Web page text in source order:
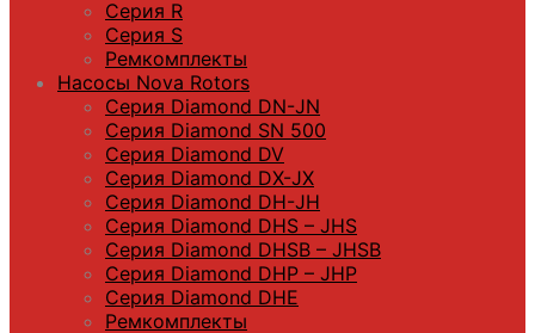
Серия R
Серия S
Ремкомплекты
Насосы Nova Rotors
Серия Diamond DN-JN
Серия Diamond SN 500
Серия Diamond DV
Серия Diamond DX-JX
Серия Diamond DH-JH
Серия Diamond DHS – JHS
Серия Diamond DHSB – JHSB
Серия Diamond DHP – JHP
Серия Diamond DHE
Ремкомплекты